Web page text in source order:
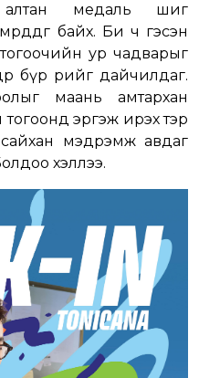
медаль шиг
байх. Би ч гэсэн
ур чадварыг
бүр өөрийгөө дайчилдаг.
маань амтархан
тогоонд эргэж ирэх тэр
мэдрэмж авдаг
хэллээ.